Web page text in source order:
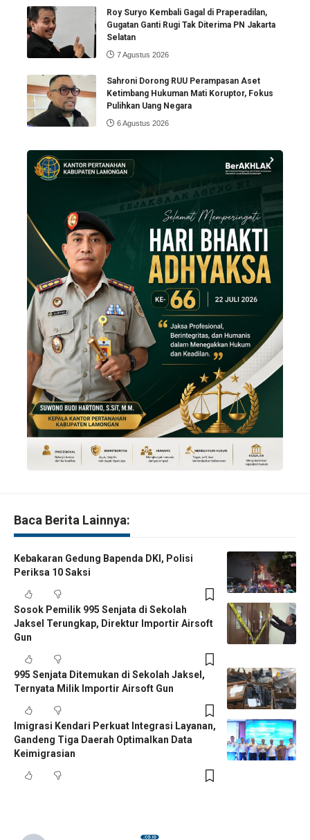
Roy Suryo Kembali Gagal di Praperadilan,
Gugatan Ganti Rugi Tak Diterima PN Jakarta
Selatan
7 Agustus 2026
Sahroni Dorong RUU Perampasan Aset
Ketimbang Hukuman Mati Koruptor, Fokus
Pulihkan Uang Negara
6 Agustus 2026
Baca Berita Lainnya:
Kebakaran Gedung Bapenda DKI, Polisi
Periksa 10 Saksi
Sosok Pemilik 995 Senjata di Sekolah
Jaksel Terungkap, Direktur Importir Airsoft
Gun
995 Senjata Ditemukan di Sekolah Jaksel,
Ternyata Milik Importir Airsoft Gun
Imigrasi Kendari Perkuat Integrasi Layanan,
Gandeng Tiga Daerah Optimalkan Data
Keimigrasian